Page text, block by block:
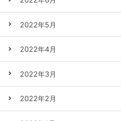
2022年5月
2022年4月
2022年3月
2022年2月